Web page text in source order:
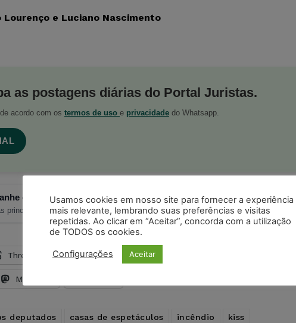
e Luciano Nascimento
as postagens diárias do Portal Juristas.
acordo com os termos de uso e privacidade do Whatsapp.
o Juristas no Google News
principais notícias jurídicas do Brasil
Seguir no Google
Threads Facebook Telegram
Mastodon
deputados casas de espetáculos incêndio
kiss
Usamos cookies em nosso site para fornecer a experiência
mais relevante, lembrando suas preferências e visitas
repetidas. Ao clicar em “Aceitar”, concorda com a utilização
de TODOS os cookies.
Configurações Aceitar